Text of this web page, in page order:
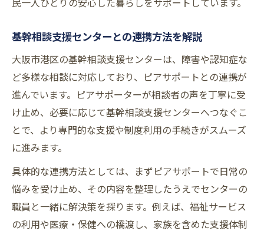
もし相談先に迷ったら役立つポイント
悩みに応じた適切な相談窓口の見つけ方
ピアサポート相談の利用前に確認すべき事
困った時に迷わない相談支援活用術
複数の相談窓口を比較する際のチェック
ピアサポーター研修が信頼につながる理由
ピアサポーター研修の内容と重要性
相談支援に活きるピアサポート研修体験
経験者が語るピアサポーター研修の実際
ピアサポート研修が相談の質を高める理由
信頼されるピアサポートの裏側を知る
基幹相談支援センターとの連携方法を解説
大阪市港区の基幹相談支援センターは、障害や認知症な
ど多様な相談に対応しており、ピアサポートとの連携が
進んでいます。ピアサポーターが相談者の声を丁寧に受
け止め、必要に応じて基幹相談支援センターへつなぐこ
とで、より専門的な支援や制度利用の手続きがスムーズ
に進みます。
具体的な連携方法としては、まずピアサポートで日常の
悩みを受け止め、その内容を整理したうえでセンターの
職員と一緒に解決策を探ります。例えば、福祉サービス
の利用や医療・保健への橋渡し、家族を含めた支援体制